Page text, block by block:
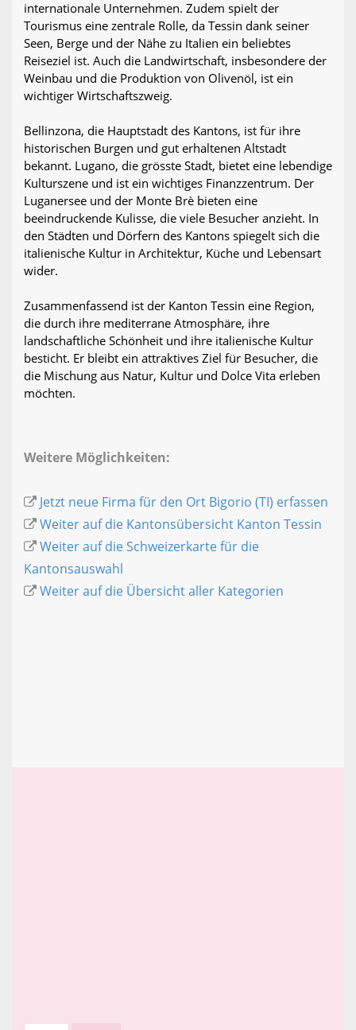
internationale Unternehmen. Zudem spielt der
Tourismus eine zentrale Rolle, da Tessin dank seiner
Seen, Berge und der Nähe zu Italien ein beliebtes
Reiseziel ist. Auch die Landwirtschaft, insbesondere der
Weinbau und die Produktion von Olivenöl, ist ein
wichtiger Wirtschaftszweig.
Bellinzona, die Hauptstadt des Kantons, ist für ihre
historischen Burgen und gut erhaltenen Altstadt
bekannt. Lugano, die grösste Stadt, bietet eine lebendige
Kulturszene und ist ein wichtiges Finanzzentrum. Der
Luganersee und der Monte Brè bieten eine
beeindruckende Kulisse, die viele Besucher anzieht. In
den Städten und Dörfern des Kantons spiegelt sich die
italienische Kultur in Architektur, Küche und Lebensart
wider.
Zusammenfassend ist der Kanton Tessin eine Region,
die durch ihre mediterrane Atmosphäre, ihre
landschaftliche Schönheit und ihre italienische Kultur
besticht. Er bleibt ein attraktives Ziel für Besucher, die
die Mischung aus Natur, Kultur und Dolce Vita erleben
möchten.
Weitere Möglichkeiten:
Jetzt neue Firma für den Ort Bigorio (TI) erfassen
Weiter auf die Kantonsübersicht Kanton Tessin
Weiter auf die Schweizerkarte für die
Kantonsauswahl
Weiter auf die Übersicht aller Kategorien